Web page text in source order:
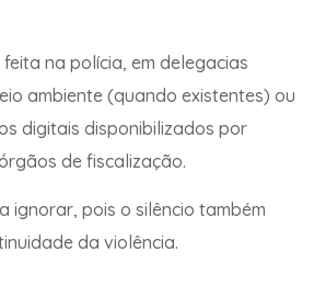
na polícia, em delegacias
ambiente (quando existentes) ou
digitais disponibilizados por
de fiscalização.
ignorar, pois o silêncio também
da violência.